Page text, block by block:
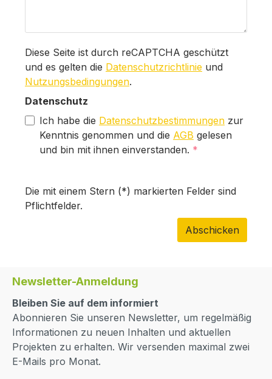
Diese Seite ist durch reCAPTCHA geschützt
und es gelten die Datenschutzrichtlinie und
Nutzungsbedingungen.
Datenschutz
Ich habe die Datenschutzbestimmungen zur
Kenntnis genommen und die AGB gelesen
und bin mit ihnen einverstanden. *
Die mit einem Stern (*) markierten Felder sind
Pflichtfelder.
Abschicken
Newsletter-Anmeldung
Bleiben Sie auf dem informiert
Abonnieren Sie unseren Newsletter, um regelmäßig
Informationen zu neuen Inhalten und aktuellen
Projekten zu erhalten. Wir versenden maximal zwei
E-Mails pro Monat.